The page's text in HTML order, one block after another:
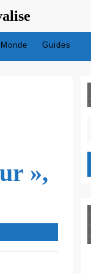
Guides
»,